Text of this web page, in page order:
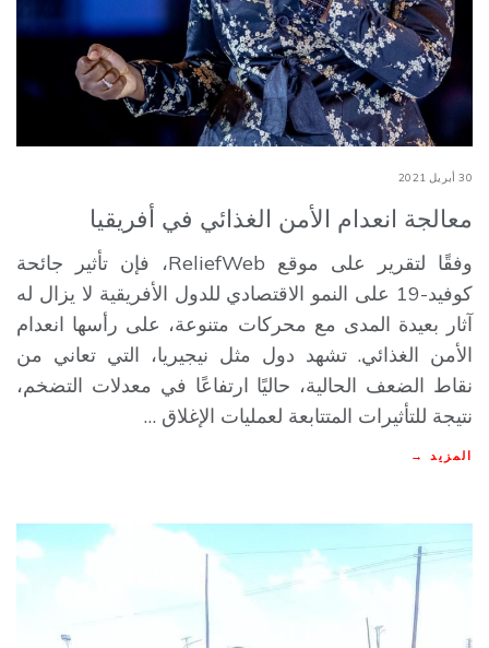
30 أبريل 2021
معالجة انعدام الأمن الغذائي في أفريقيا
وفقًا لتقرير على موقع ReliefWeb، فإن تأثير جائحة
كوفيد-19 على النمو الاقتصادي للدول الأفريقية لا يزال له
آثار بعيدة المدى مع محركات متنوعة، على رأسها انعدام
الأمن الغذائي. تشهد دول مثل نيجيريا، التي تعاني من
نقاط الضعف الحالية، حاليًا ارتفاعًا في معدلات التضخم،
نتيجة للتأثيرات المتتابعة لعمليات الإغلاق …
المزيد →